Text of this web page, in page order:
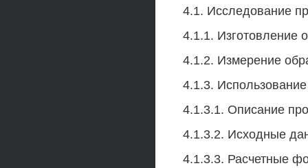
4.1. Исследование
4.1.1. Изготовление
4.1.2. Измерение
4.1.3.
4.1.3.1. Описание
4.1.3.2. Исходные
4.1.3.3. Расчетные